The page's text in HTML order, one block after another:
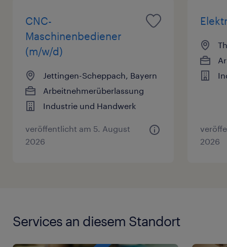
CNC-
Maschinenbediener
(m/w/d)
Jettingen-Scheppach, Bayern
Arbeitnehmerüberlassung
Industrie und Handwerk
veröffentlicht am 5. August
2026
2026
Services an diesem Standort